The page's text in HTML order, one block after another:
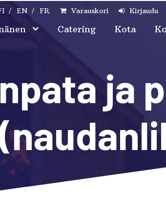
EN FR Varauskori Kirjaudu
Catering Kota
ja